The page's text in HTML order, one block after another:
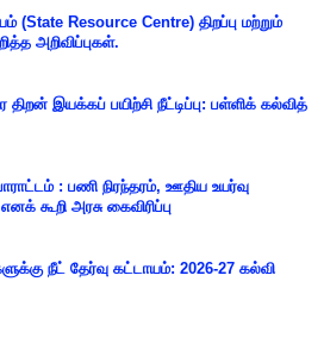
(State Resource Centre) திறப்பு மற்றும்
அறிவிப்புகள்.
இயக்கப் பயிற்சி நீட்டிப்பு: பள்ளிக் கல்வித்
: பணி நிரந்தரம், ஊதிய உயர்வு
கூறி அரசு கைவிரிப்பு
நீட் தேர்வு கட்டாயம்: 2026-27 கல்வி